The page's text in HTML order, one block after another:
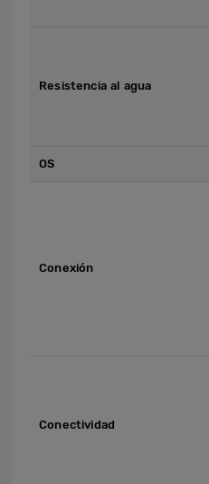
Resistencia al agua
OS
Conexión
Conectividad